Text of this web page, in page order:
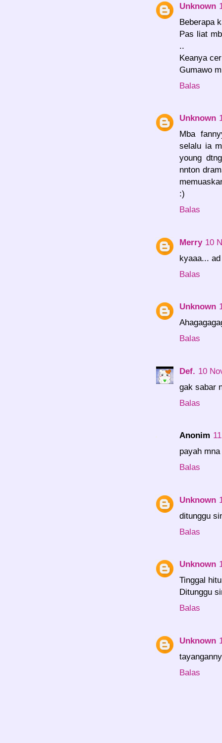
Unknown
Beberapa
Pas liat
..
Keanya
Gumawo
Balas
Unknown
Mba
selalu ia
young
nnton
:)
Balas
Merry 10
kyaaa...
Balas
Unknown
Balas
Def. 10
gak sabar
Balas
Anonim
payah
Balas
Unknown
ditunggu
Balas
Unknown
Tinggal
Ditunggu
Balas
Unknown
Balas